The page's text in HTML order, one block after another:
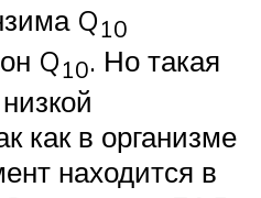
Q10
Q10. Но такая
как в организме
находится в